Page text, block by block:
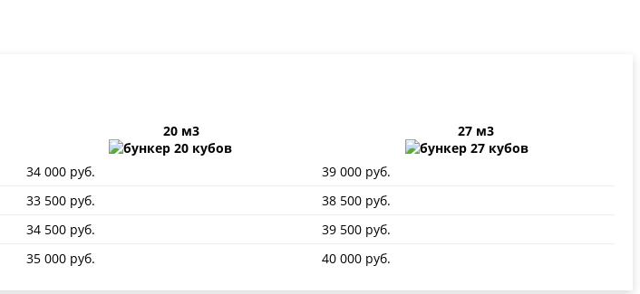
20 м3 27 м3
34 000 руб.
39 000 руб.
33 500 руб.
38 500 руб.
34 500 руб.
39 500 руб.
35 000 руб. 40 000 руб.